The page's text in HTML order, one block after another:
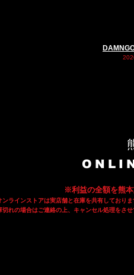
​※利益の全額を熊本
ラインストアは実店舗と在庫を共有しておりま
切れの場合はご連絡の上、キャンセル処理をさ